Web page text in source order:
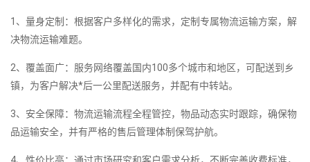
1、量身定制：根据客户多样化的需求，定制专属物流运输方案，解
决物流运输难题。
2、覆盖面广：服务网络覆盖国内100多个城市和地区，可配送到乡
镇，为客户解决*后一公里配送服务，并配有中转站。
3、安全保障：物流运输流程全程管控，物品动态实时跟踪，确保物
品运输安全，并有严格的售后管理体制保驾护航。